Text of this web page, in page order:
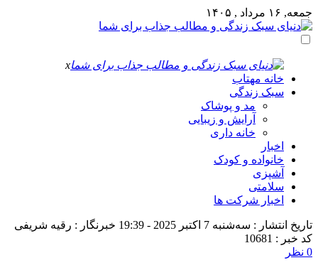
جمعه, ۱۶ مرداد , ۱۴۰۵
x
خانه مهتاب
سبک زندگی
مد و پوشاک
آرایش و زیبایی
خانه داری
اخبار
خانواده و کودک
آشپزی
سلامتی
اخبار شرکت ها
تاریخ انتشار : سه‌شنبه 7 اکتبر 2025 - 19:39
خبرنگار : رقیه شریفی
کد خبر : 10681
0 نظر